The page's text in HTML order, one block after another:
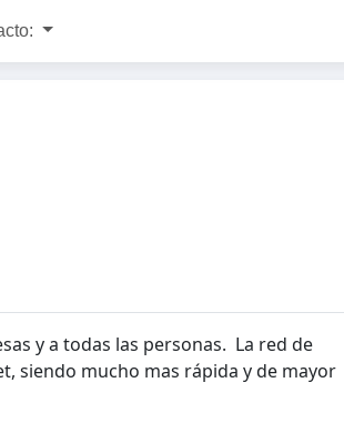
y a todas las personas. La red de
siendo mucho mas rápida y de mayor